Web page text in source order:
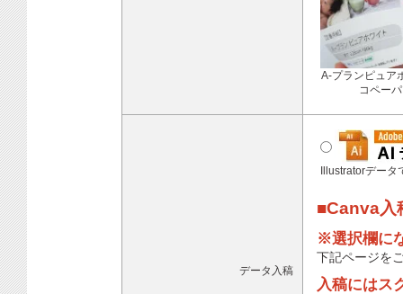
A-プランピュア
コペー
データ入稿
Illustratorデータ
■Canva入
※選択欄に
下記ページを
入稿にはス